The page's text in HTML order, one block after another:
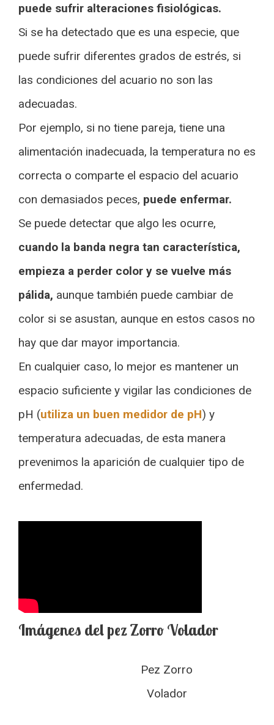
puede sufrir alteraciones fisiológicas.
Si se ha detectado que es una especie, que
puede sufrir diferentes grados de estrés, si
las condiciones del acuario no son las
adecuadas.
Por ejemplo, si no tiene pareja, tiene una
alimentación inadecuada, la temperatura no es
correcta o comparte el espacio del acuario
con demasiados peces, puede enfermar.
Se puede detectar que algo les ocurre,
cuando la banda negra tan característica,
empieza a perder color y se vuelve más
pálida, aunque también puede cambiar de
color si se asustan, aunque en estos casos no
hay que dar mayor importancia.
En cualquier caso, lo mejor es mantener un
espacio suficiente y vigilar las condiciones de
pH (utiliza un buen medidor de pH) y
temperatura adecuadas, de esta manera
prevenimos la aparición de cualquier tipo de
enfermedad.
Imágenes del pez Zorro Volador
Pez Zorro
Volador